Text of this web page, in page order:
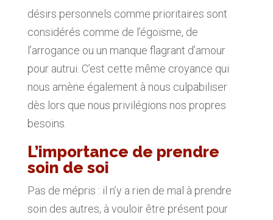
désirs personnels comme prioritaires sont
considérés comme de l’égoïsme, de
l’arrogance ou un manque flagrant d’amour
pour autrui. C’est cette même croyance qui
nous amène également à nous culpabiliser
dès lors que nous privilégions nos propres
besoins.
L’importance de prendre
soin de soi
Pas de mépris : il n’y a rien de mal à prendre
soin des autres, à vouloir être présent pour